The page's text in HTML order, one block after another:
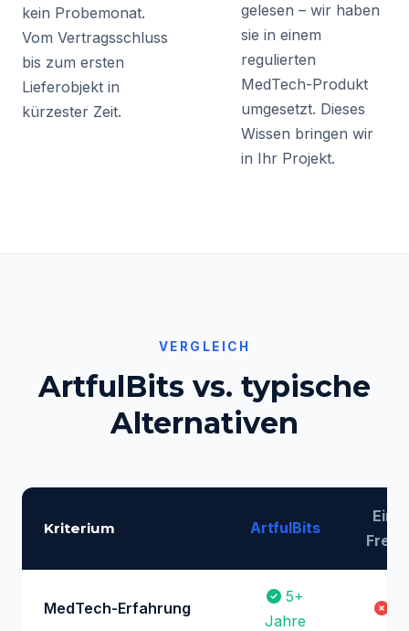
kein Probemonat.
Vom Vertragsschluss
bis zum ersten
Lieferobjekt in
kürzester Zeit.
gelesen – wir haben
sie in einem
regulierten
MedTech-Produkt
umgesetzt. Dieses
Wissen bringen wir
in Ihr Projekt.
VERGLEICH
ArtfulBits vs. typische
Alternativen
Kriterium ArtfulBits
MedTech-Erfahrung
5+
Jahre